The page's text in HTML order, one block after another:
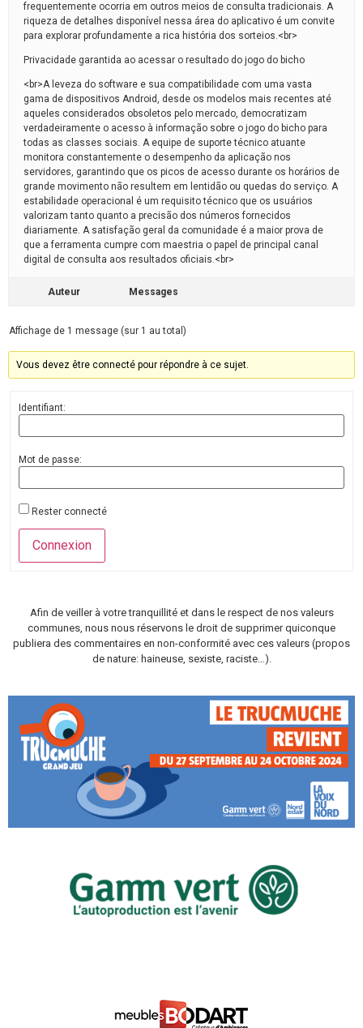
frequentemente ocorria em outros meios de consulta tradicionais. A
riqueza de detalhes disponível nessa área do aplicativo é um convite
para explorar profundamente a rica história dos sorteios.<br>
Privacidade garantida ao acessar o resultado do jogo do bicho
<br>A leveza do software e sua compatibilidade com uma vasta
gama de dispositivos Android, desde os modelos mais recentes até
aqueles considerados obsoletos pelo mercado, democratizam
verdadeiramente o acesso à informação sobre o jogo do bicho para
todas as classes sociais. A equipe de suporte técnico atuante
monitora constantemente o desempenho da aplicação nos
servidores, garantindo que os picos de acesso durante os horários de
grande movimento não resultem em lentidão ou quedas do serviço. A
estabilidade operacional é um requisito técnico que os usuários
valorizam tanto quanto a precisão dos números fornecidos
diariamente. A satisfação geral da comunidade é a maior prova de
que a ferramenta cumpre com maestria o papel de principal canal
digital de consulta aos resultados oficiais.<br>
Auteur Messages
Affichage de 1 message (sur 1 au total)
Vous devez être connecté pour répondre à ce sujet.
Identifiant:
Mot de passe:
Rester connecté
Connexion
Afin de veiller à votre tranquillité et dans le respect de nos valeurs
communes, nous nous réservons le droit de supprimer quiconque
publiera des commentaires en non-conformité avec ces valeurs (propos
de nature: haineuse, sexiste, raciste…).